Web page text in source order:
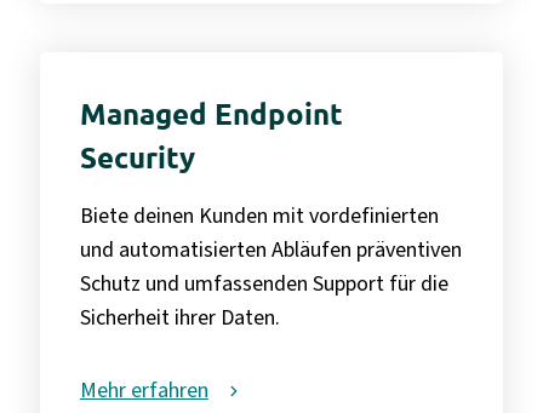
Managed Endpoint
Security
Biete deinen Kunden mit vordefinierten
und automatisierten Abläufen präventiven
Schutz und umfassenden Support für die
Sicherheit ihrer Daten.
Mehr erfahren